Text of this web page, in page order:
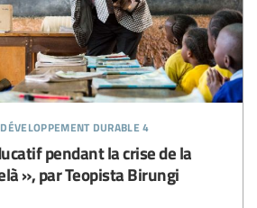
durable 4
pendant la crise de la
», par Teopista Birungi